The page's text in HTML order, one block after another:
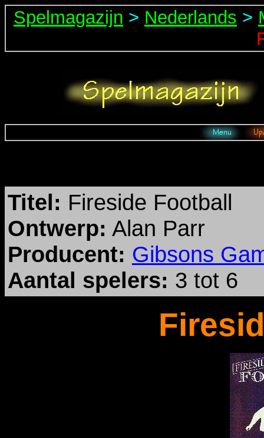
Spelmagazijn > Nederlands >
Titel: Fireside Football
Ontwerp: Alan Parr
Producent: Gibsons
Aantal spelers: 3 tot 6